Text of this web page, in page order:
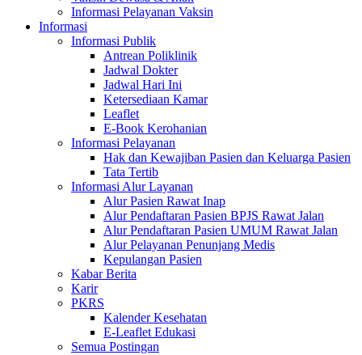
Informasi Pelayanan Vaksin
Informasi
Informasi Publik
Antrean Poliklinik
Jadwal Dokter
Jadwal Hari Ini
Ketersediaan Kamar
Leaflet
E-Book Kerohanian
Informasi Pelayanan
Hak dan Kewajiban Pasien dan Keluarga Pasien
Tata Tertib
Informasi Alur Layanan
Alur Pasien Rawat Inap
Alur Pendaftaran Pasien BPJS Rawat Jalan
Alur Pendaftaran Pasien UMUM Rawat Jalan
Alur Pelayanan Penunjang Medis
Kepulangan Pasien
Kabar Berita
Karir
PKRS
Kalender Kesehatan
E-Leaflet Edukasi
Semua Postingan